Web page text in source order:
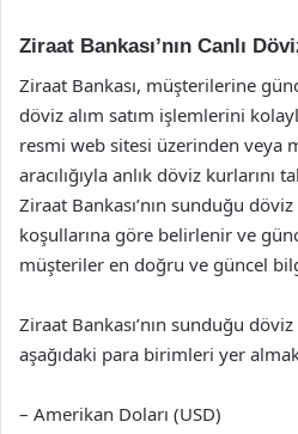
Ziraat Bankası’nın Canlı
Ziraat Bankası, müşterilerine
döviz alım satım işlemlerini
resmi web sitesi üzerinden veya
aracılığıyla anlık döviz
Ziraat Bankası’nın sunduğu
koşullarına göre belirlenir ve
müşteriler en doğru ve güncel
Ziraat Bankası’nın sunduğu
aşağıdaki para birimleri yer
– Amerikan Doları (USD)